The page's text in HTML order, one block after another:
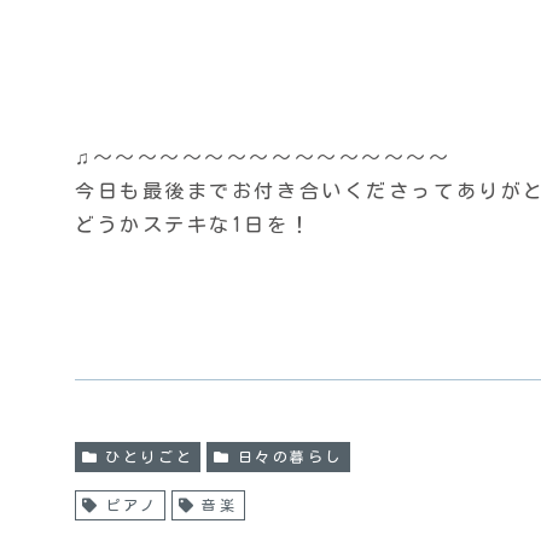
♫〜〜〜〜〜〜〜〜〜〜〜〜〜〜〜〜
今日も最後までお付き合いくださってありが
どうかステキな1日を！
ひとりごと 日々の暮らし
ピアノ 音楽